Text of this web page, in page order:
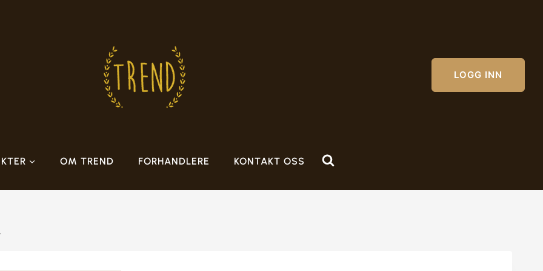
LOGG INN
OM TREND FORHANDLERE KONTAKT OSS